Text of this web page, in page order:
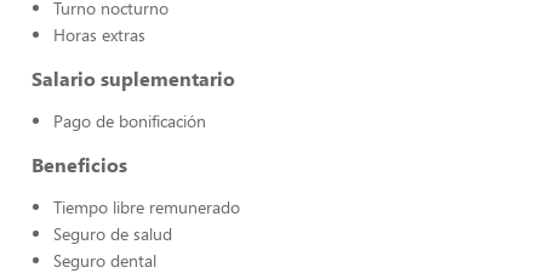
Turno nocturno
Horas extras
Salario suplementario
Pago de bonificación
Beneficios
Tiempo libre remunerado
Seguro de salud
Seguro dental